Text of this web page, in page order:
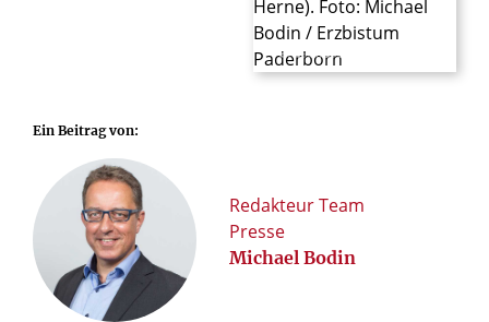
© Foto: Michael Bodin / Erzbistum Paderborn
Ein Beitrag von:
Redakteur Team
Presse
Michael Bodin